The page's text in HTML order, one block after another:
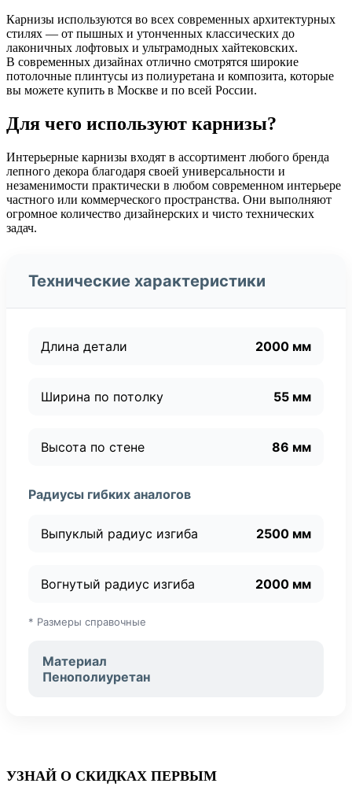
Карнизы используются во всех современных архитектурных
стилях — от пышных и утонченных классических до
лаконичных лофтовых и ультрамодных хайтековских.
В современных дизайнах отлично смотрятся широкие
потолочные плинтусы из полиуретана и композита, которые
вы можете купить в Москве и по всей России.
Для чего используют карнизы?
Интерьерные карнизы входят в ассортимент любого бренда
лепного декора благодаря своей универсальности и
незаменимости практически в любом современном интерьере
частного или коммерческого пространства. Они выполняют
огромное количество дизайнерских и чисто технических
задач.
Технические характеристики
Длина детали 2000 мм
Ширина по потолку 55 мм
Высота по стене 86 мм
Радиусы гибких аналогов
Выпуклый радиус изгиба 2500 мм
Вогнутый радиус изгиба 2000 мм
* Размеры справочные
Материал
Пенополиуретан
УЗНАЙ О СКИДКАХ ПЕРВЫМ